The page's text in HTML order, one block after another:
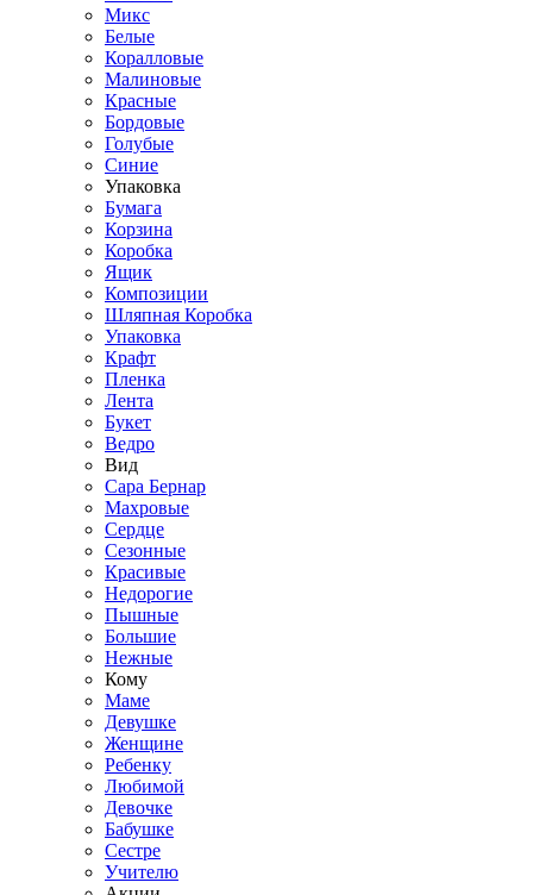
Микс
Белые
Коралловые
Малиновые
Красные
Бордовые
Голубые
Синие
Упаковка
Бумага
Корзина
Коробка
Ящик
Композиции
Шляпная Коробка
Упаковка
Крафт
Пленка
Лента
Букет
Ведро
Вид
Сара Бернар
Махровые
Сердце
Сезонные
Красивые
Недорогие
Пышные
Большие
Нежные
Кому
Маме
Девушке
Женщине
Ребенку
Любимой
Девочке
Бабушке
Сестре
Учителю